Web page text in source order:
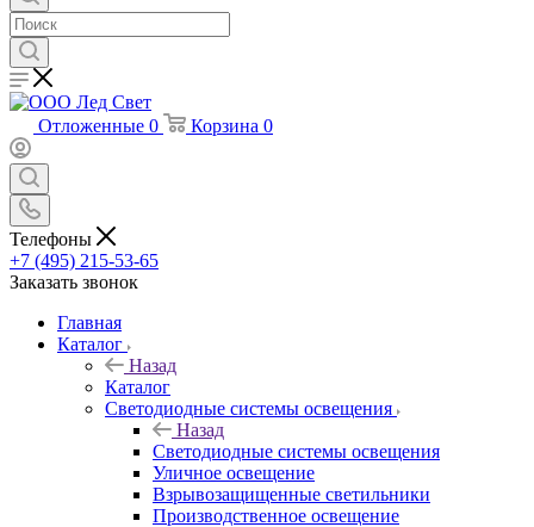
Отложенные 0 Корзина 0
Телефоны
+7 (495) 215-53-65
Заказать звонок
Главная
Каталог
Назад
Каталог
Светодиодные системы освещения
Назад
Светодиодные системы освещения
Уличное освещение
Взрывозащищенные светильники
Производственное освещение